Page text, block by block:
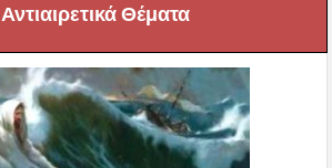
Αντιαιρετικά Θέματα